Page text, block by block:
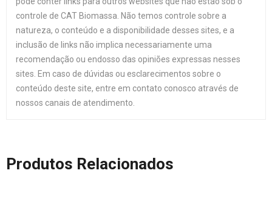
controle de CAT Biomassa. Não temos controle sobre a
natureza, o conteúdo e a disponibilidade desses sites, e a
inclusão de links não implica necessariamente uma
recomendação ou endosso das opiniões expressas nesses
sites. Em caso de dúvidas ou esclarecimentos sobre o
conteúdo deste site, entre em contato conosco através de
nossos canais de atendimento.
Produtos Relacionados